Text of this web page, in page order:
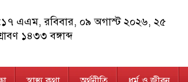
এএম, রবিবার, ০৯ অগাস্ট ২০২৬, ২৫
১৪৩৩ বঙ্গাব্দ